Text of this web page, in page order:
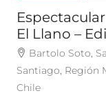
El Llano –
Bartolo Soto,
Santiago, Región
Chile